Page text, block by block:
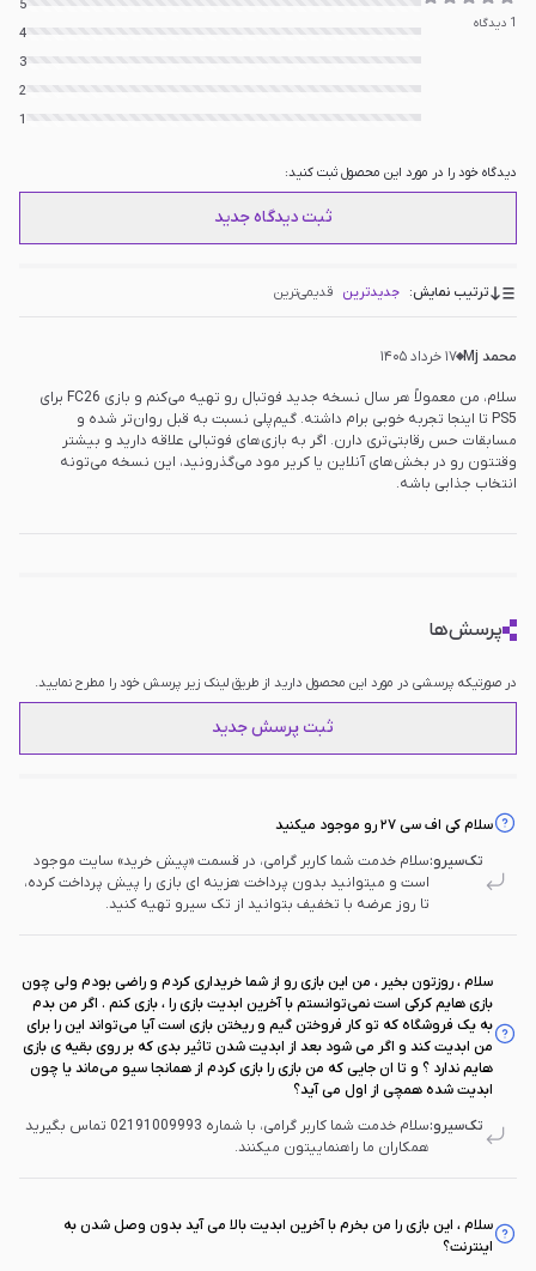
1 دیدگاه
5
4
3
2
1
دیدگاه خود را در مورد این محصول ثبت کنید:
ثبت دیدگاه جدید
ترتیب نمایش: جدیدترین قدیمی‌ترین
محمد Mj ۱۷ خرداد ۱۴۰۵
سلام، من معمولاً هر سال نسخه جدید فوتبال رو تهیه می‌کنم و بازی FC26 برای
PS5 تا اینجا تجربه خوبی برام داشته. گیم‌پلی نسبت به قبل روان‌تر شده و
مسابقات حس رقابتی‌تری دارن. اگر به بازی‌های فوتبالی علاقه دارید و بیشتر
وقتتون رو در بخش‌های آنلاین یا کریر مود می‌گذرونید، این نسخه می‌تونه
انتخاب جذابی باشه.
پرسش‌ها
در صورتیکه پرسشی در مورد این محصول دارید از طریق لینک زیر پرسش خود را مطرح نمایید.
ثبت پرسش جدید
سلام کی اف سی ۲۷ رو موجود میکنید
تک‌سیرو:سلام خدمت شما کاربر گرامی، در قسمت «پیش خرید» سایت موجود
است و میتوانید بدون پرداخت هزینه ای بازی را پیش پرداخت کرده،
تا روز عرضه با تخفیف بتوانید از تک سیرو تهیه کنید.
سلام ، روزتون بخیر ، من این بازی رو از شما خریداری کردم و راضی بودم ولی چون
بازی هایم کرکی است نمی‌توانستم با آخرین ابدیت بازی را ، بازی کنم . اگر من بدم
به یک فروشگاه که تو کار فروختن گیم و ریختن بازی است آیا می‌تواند این را برای
من ابدیت کند و اگر می شود بعد از ابدیت شدن تاثیر بدی که بر روی بقیه ی بازی
هایم ندارد ؟ و تا ان جایی که من بازی را بازی کردم از همانجا سیو می‌ماند یا چون
ابدیت شده همچی از اول می آید؟
تک‌سیرو:
سلام خدمت شما کاربر گرامی، با شماره 02191009993 تماس بگیرید
همکاران ما راهنماییتون میکنند.
سلام ، این بازی را من بخرم با آخرین ابدیت بالا می آید بدون وصل شدن به
اینترنت؟